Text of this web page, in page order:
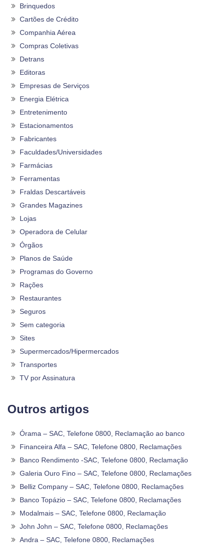
Brinquedos
Cartões de Crédito
Companhia Aérea
Compras Coletivas
Detrans
Editoras
Empresas de Serviços
Energia Elétrica
Entretenimento
Estacionamentos
Fabricantes
Faculdades/Universidades
Farmácias
Ferramentas
Fraldas Descartáveis
Grandes Magazines
Lojas
Operadora de Celular
Órgãos
Planos de Saúde
Programas do Governo
Rações
Restaurantes
Seguros
Sem categoria
Sites
Supermercados/Hipermercados
Transportes
TV por Assinatura
Outros artigos
Órama – SAC, Telefone 0800, Reclamação ao banco
Financeira Alfa – SAC, Telefone 0800, Reclamações
Banco Rendimento -SAC, Telefone 0800, Reclamação
Galeria Ouro Fino – SAC, Telefone 0800, Reclamações
Belliz Company – SAC, Telefone 0800, Reclamações
Banco Topázio – SAC, Telefone 0800, Reclamações
Modalmais – SAC, Telefone 0800, Reclamação
John John – SAC, Telefone 0800, Reclamações
Andra – SAC, Telefone 0800, Reclamações